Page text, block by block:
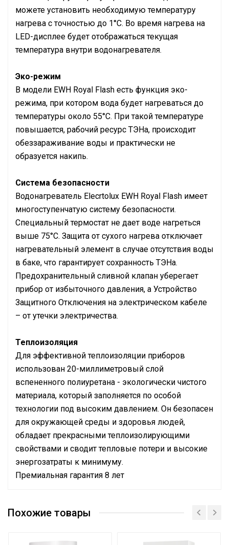
можете установить необходимую температуру
нагрева с точностью до 1°C. Во время нагрева на
LED-дисплее будет отображаться текущая
температура внутри водонагревателя.
Эко-режим
В модели EWH Royal Flash есть функция эко-
режима, при котором вода будет нагреваться до
температуры около 55°С. При такой температуре
повышается, рабочий ресурс ТЭНа, происходит
обеззараживание воды и практически не
образуется накипь.
Система безопасности
Водонагреватель Elecrtolux EWH Royal Flash имеет
многоступенчатую систему безопасности.
Специальный термостат не дает воде нагреться
выше 75°C. Защита от сухого нагрева отключает
нагревательный элемент в случае отсутствия воды
в баке, что гарантирует сохранность ТЭНа.
Предохранительный сливной клапан уберегает
прибор от избыточного давления, а Устройство
Защитного Отключения на электрическом кабеле
– от утечки электричества.
Теплоизоляция
Для эффективной теплоизоляции приборов
использован 20-миллиметровый слой
вспененного полиуретана - экологически чистого
материала, который заполняется по особой
технологии под высоким давлением. Он безопасен
для окружающей среды и здоровья людей,
обладает прекрасными теплоизолирующими
свойствами и сводит тепловые потери и высокие
энергозатраты к минимуму.
Премиальная гарантия 8 лет
нагревательных
Режим Smart Memory
Сертификат
Похожие товары